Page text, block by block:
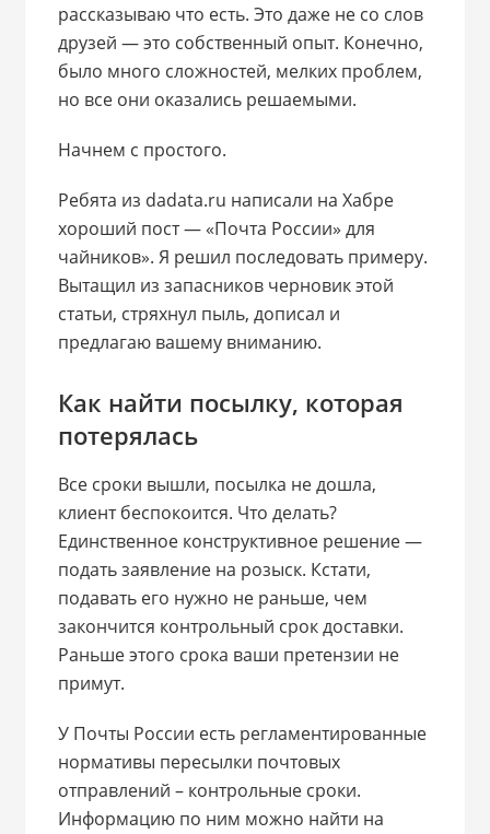
рассказываю что есть. Это даже не со слов
друзей — это собственный опыт. Конечно,
было много сложностей, мелких проблем,
но все они оказались решаемыми.
Начнем с простого.
Ребята из dadata.ru написали на Хабре
хороший пост — «Почта России» для
чайников». Я решил последовать примеру.
Вытащил из запасников черновик этой
статьи, стряхнул пыль, дописал и
предлагаю вашему вниманию.
Как найти посылку, которая
потерялась
Все сроки вышли, посылка не дошла,
клиент беспокоится. Что делать?
Единственное конструктивное решение —
подать заявление на розыск. Кстати,
подавать его нужно не раньше, чем
закончится контрольный срок доставки.
Раньше этого срока ваши претензии не
примут.
У Почты России есть регламентированные
нормативы пересылки почтовых
отправлений – контрольные сроки.
Информацию по ним можно найти на